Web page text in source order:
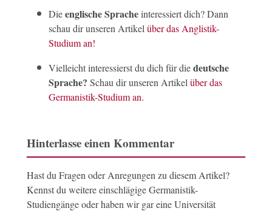
Dieenglische Spracheinteressiert dich? Dann
schau dir unseren Artikel über das Anglistik-
Studium an!
Vielleicht interessierst du dich für diedeutsche
Sprache? Schau dir unseren Artikel über das
Germanistik-Studium an.
Hinterlasse einen Kommentar
Hast du Fragen oder Anregungen zu diesem Artikel?
Kennst du weitere einschlägige Germanistik-
Studiengänge oder haben wir gar eine Universität